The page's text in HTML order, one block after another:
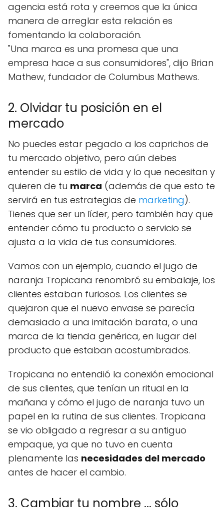
agencia está rota y creemos que la única
manera de arreglar esta relación es
fomentando la colaboración.
"Una marca es una promesa que una
empresa hace a sus consumidores", dijo Brian
Mathew, fundador de Columbus Mathews.
2. Olvidar tu posición en el
mercado
No puedes estar pegado a los caprichos de
tu mercado objetivo, pero aún debes
entender su estilo de vida y lo que necesitan y
quieren de tu marca (además de que esto te
servirá en tus estrategias de marketing).
Tienes que ser un líder, pero también hay que
entender cómo tu producto o servicio se
ajusta a la vida de tus consumidores.
Vamos con un ejemplo, cuando el jugo de
naranja Tropicana renombró su embalaje, los
clientes estaban furiosos. Los clientes se
quejaron que el nuevo envase se parecía
demasiado a una imitación barata, o una
marca de la tienda genérica, en lugar del
producto que estaban acostumbrados.
Tropicana no entendió la conexión emocional
de sus clientes, que tenían un ritual en la
mañana y cómo el jugo de naranja tuvo un
papel en la rutina de sus clientes. Tropicana
se vio obligado a regresar a su antiguo
empaque, ya que no tuvo en cuenta
plenamente las necesidades del mercado
antes de hacer el cambio.
3. Cambiar tu nombre ... sólo